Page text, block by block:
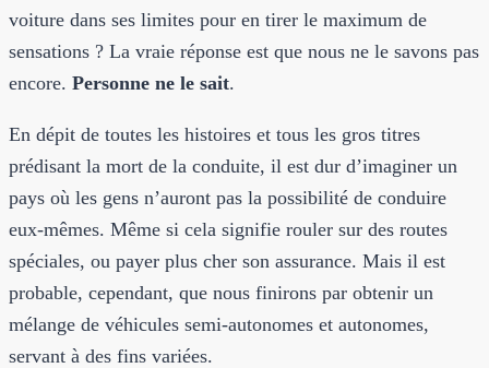
voiture dans ses limites pour en tirer le maximum de
sensations ? La vraie réponse est que nous ne le savons pas
encore. Personne ne le sait.
En dépit de toutes les histoires et tous les gros titres
prédisant la mort de la conduite, il est dur d’imaginer un
pays où les gens n’auront pas la possibilité de conduire
eux-mêmes. Même si cela signifie rouler sur des routes
spéciales, ou payer plus cher son assurance. Mais il est
probable, cependant, que nous finirons par obtenir un
mélange de véhicules semi-autonomes et autonomes,
servant à des fins variées.